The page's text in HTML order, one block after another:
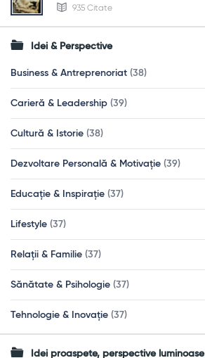
935 Citate
Idei & Perspective
Business & Antreprenoriat (38)
Carieră & Leadership (39)
Cultură & Istorie (38)
Dezvoltare Personală & Motivație (39)
Educație & Inspirație (37)
Lifestyle (37)
Relații & Familie (37)
Sănătate & Psihologie (37)
Tehnologie & Inovație (37)
Idei proaspete, perspective luminoase